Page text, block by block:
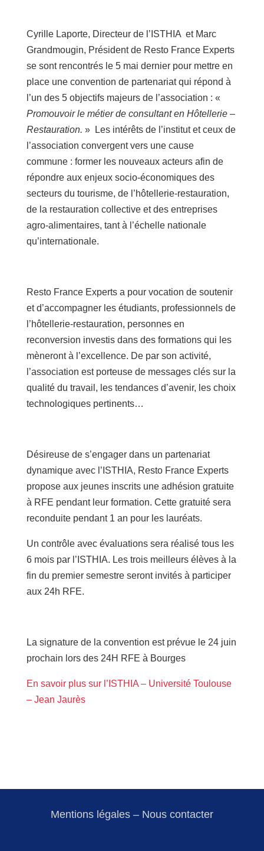
Cyrille Laporte, Directeur de l’ISTHIA et Marc
Grandmougin, Président de Resto France Experts
se sont rencontrés le 5 mai dernier pour mettre en
place une convention de partenariat qui répond à
l’un des 5 objectifs majeurs de l’association : «
Promouvoir le métier de consultant en Hôtellerie –
Restauration. » Les intérêts de l’institut et ceux de
l’association convergent vers une cause
commune : former les nouveaux acteurs afin de
répondre aux enjeux socio-économiques des
secteurs du tourisme, de l’hôtellerie-restauration,
de la restauration collective et des entreprises
agro-alimentaires, tant à l’échelle nationale
qu’internationale.
Resto France Experts a pour vocation de soutenir
et d’accompagner les étudiants, professionnels de
l’hôtellerie-restauration, personnes en
reconversion investis dans des formations qui les
mèneront à l’excellence. De par son activité,
l’association est porteuse de messages clés sur la
qualité du travail, les tendances d’avenir, les choix
technologiques pertinents…
Désireuse de s’engager dans un partenariat
dynamique avec l’ISTHIA, Resto France Experts
propose aux jeunes inscrits une adhésion gratuite
à RFE pendant leur formation. Cette gratuité sera
reconduite pendant 1 an pour les lauréats.
Un contrôle avec évaluations sera réalisé tous les
6 mois par l’ISTHIA. Les trois meilleurs élèves à la
fin du premier semestre seront invités à participer
aux 24h RFE.
La signature de la convention est prévue le 24 juin
prochain lors des 24H RFE à Bourges
En savoir plus sur l’ISTHIA – Université Toulouse
– Jean Jaurès
Mentions légales– Nous contacter